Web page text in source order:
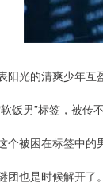
阳光的清爽少年互
饭男”标签，被传
个被困在标签中的
团也是时候解开了。
沪深300